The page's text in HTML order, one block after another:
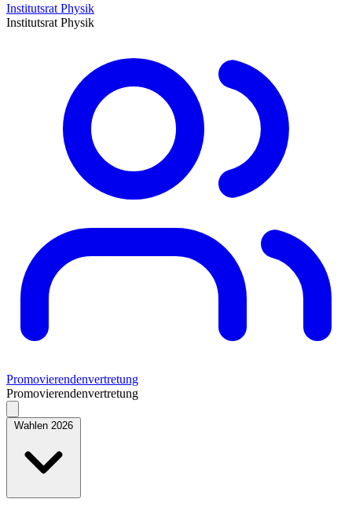
Institutsrat Physik
Institutsrat Physik
Promovierendenvertretung
Promovierendenvertretung
Wahlen 2026